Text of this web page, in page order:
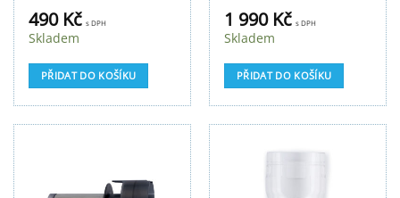
490 Kč s DPH
Skladem
PŘIDAT DO KOŠÍKU
1 990 Kč s DPH
Skladem
PŘIDAT DO KOŠÍKU